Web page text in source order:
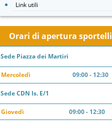
Link utili
Orari di apertura sportelli
Sede Piazza dei Martiri
Mercoledì 09:00 - 12:30
Sede CDN Is. E/1
Giovedì 09:00 - 12:30